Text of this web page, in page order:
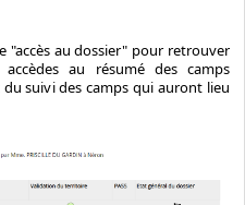
"accès au dossier" pour retrouver
au résumé des camps
du suivi des camps qui auront lieu